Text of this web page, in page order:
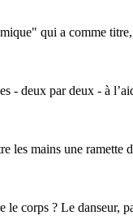
qui a comme
- deux par deux - à
les mains une
le corps ? Le danseur,